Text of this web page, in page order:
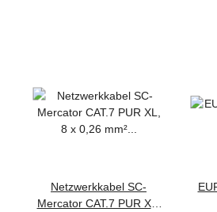
Netzwerkkabel SC-
Mercator CAT.7 PUR XL,